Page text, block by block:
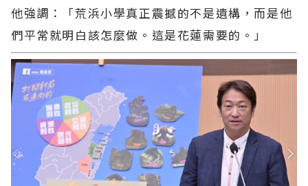
他強調：「荒浜小學真正震撼的不是遺構，而是他
們平常就明白該怎麼做。這是花蓮需要的。」